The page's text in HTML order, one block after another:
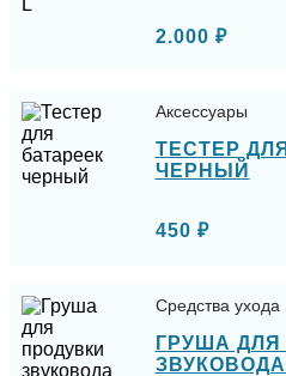
2.000 ₽
Аксессуары
ТЕСТЕР
ЧЕРНЫЙ
450 ₽
Средства ухода
ГРУША ДЛЯ
ЗВУКОВОДА